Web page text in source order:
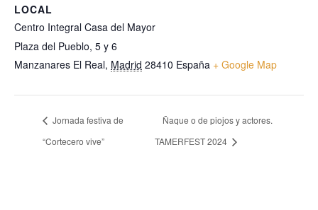
LOCAL
Centro Integral Casa del Mayor
Plaza del Pueblo, 5 y 6
Manzanares El Real, Madrid 28410 España + Google Map
Jornada festiva de
“Cortecero vive”
Ñaque o de piojos y actores.
TAMERFEST 2024